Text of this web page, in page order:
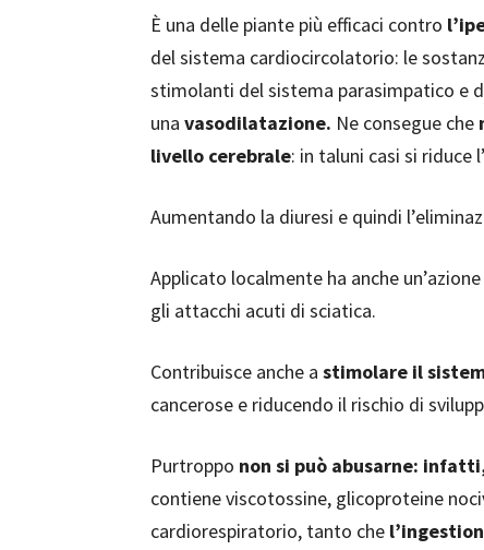
È una delle piante più efficaci contro
del sistema cardiocircolatorio: le
stimolanti del sistema parasimpatico e
una vasodilatazione. Ne consegue che
livello cerebrale: in taluni casi si riduce
Aumentando la diuresi e quindi
Applicato localmente ha anche un’azione
gli attacchi acuti di sciatica.
Contribuisce anche a stimolare il
cancerose e riducendo il rischio di
Purtroppo non si può abusarne:
contiene viscotossine, glicoproteine
cardiorespiratorio, tanto che